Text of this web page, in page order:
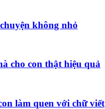
không nhỏ
cho con thật hiệu quả
làm quen với chữ viết